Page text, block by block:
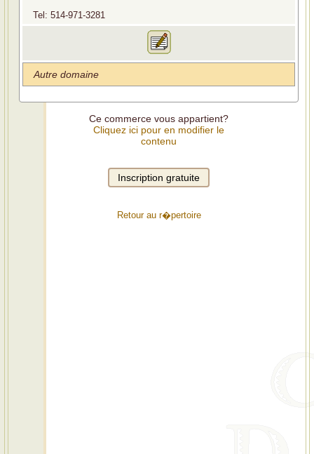
Tel: 514-971-3281
Autre domaine
Ce commerce vous appartient?
Cliquez ici pour en modifier le
contenu
Retour au r�pertoire